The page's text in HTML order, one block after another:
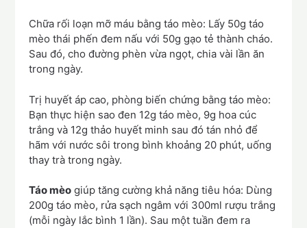
Chữa rối loạn mỡ máu bằng táo mèo: Lấy 50g táo
mèo thái phến đem nấu với 50g gạo tẻ thành cháo.
Sau đó, cho đường phèn vừa ngọt, chia vài lần ăn
trong ngày.
Trị huyết áp cao, phòng biến chứng bằng táo mèo:
Bạn thực hiện sao đen 12g táo mèo, 9g hoa cúc
trắng và 12g thảo huyết minh sau đó tán nhỏ để
hãm với nước sôi trong bình khoảng 20 phút, uống
thay trà trong ngày.
Táo mèo giúp tăng cường khả năng tiêu hóa: Dùng
200g táo mèo, rửa sạch ngâm với 300ml rượu trắng
(mỗi ngày lắc bình 1 lần). Sau một tuần đem ra